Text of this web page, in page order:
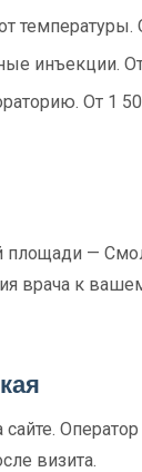
температуры.
инъекции.
От 1
—
врача к
визита.